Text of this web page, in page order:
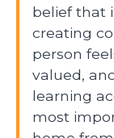
belief that
creating
person
valued,
learning
most